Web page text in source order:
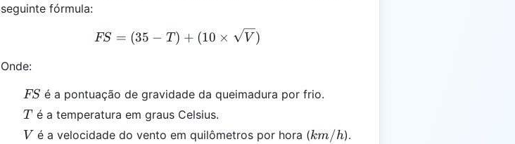
seguinte fórmula:
FS = (35 - T) + (10 \times \sqrt{V})
FS = (35 − T ) + (10 × V )
Onde:
FS
FS é a pontuação de gravidade da queimadura por frio.
T
T é a temperatura em graus Celsius.
V
V é a velocidade do vento em quilômetros por hora (km/h
km/h).